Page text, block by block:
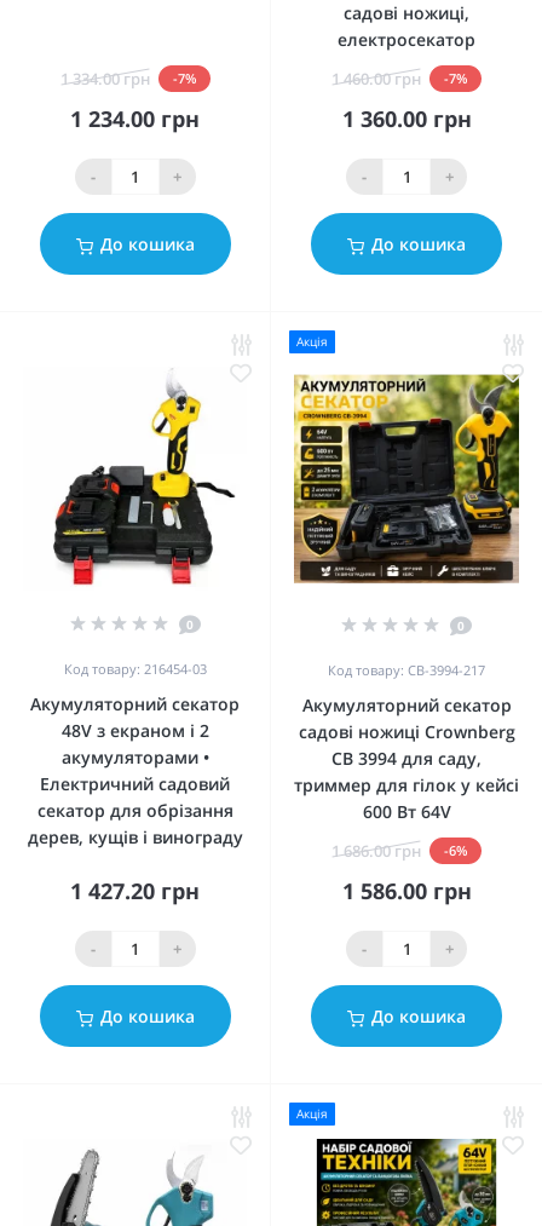
1 334.00 грн -7%
1 234.00 грн
- +
До кошика
садові ножиці,
електросекатор
1 460.00 грн -7%
1 360.00 грн
- +
До кошика
0
Код товару: 216454-03
Акумуляторний секатор
48V з екраном і 2
акумуляторами •
Електричний садовий
секатор для обрізання
дерев, кущів і винограду
1 427.20 грн
- +
До кошика
Акція
0
Код товару: CB-3994-217
Акумуляторний секатор
садові ножиці Crownberg
CB 3994 для саду,
триммер для гілок у кейсі
600 Вт 64V
1 686.00 грн -6%
1 586.00 грн
- +
До кошика
Акція